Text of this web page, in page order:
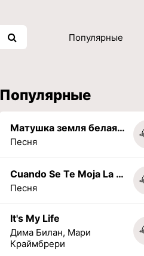
Популярные
Популярные
Матушка земля белая березонька
Песня
Cuando Se Te Moja La Tarea (PHONK) (Slowed + Reverbed)
Песня
It's My Life
Дима Билан, Мари
Краймбрери